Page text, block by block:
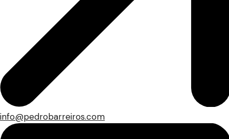
info@pedrobarreiros.com